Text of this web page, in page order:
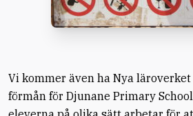
Vi kommer även ha Nya
förmån för Djunane Primary